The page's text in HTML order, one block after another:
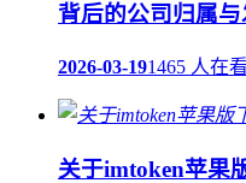
背后的公司归属
2026-03-191465 人在看
关于imtoken苹果